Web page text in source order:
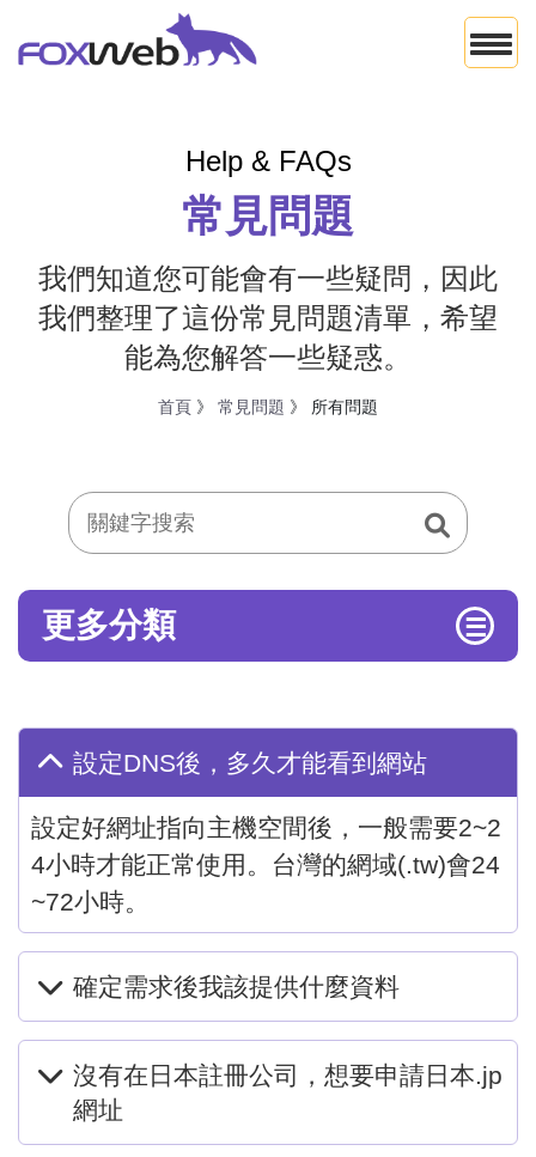
Help & FAQs
常見問題
我們知道您可能會有一些疑問，因此
我們整理了這份常見問題清單，希望
能為您解答一些疑惑。
首頁 》 常見問題 》 所有問題
更多分類 ☰
設定DNS後，多久才能看到網站
設定好網址指向主機空間後，一般需要2~2
4小時才能正常使用。台灣的網域(.tw)會24
~72小時。
確定需求後我該提供什麼資料
沒有在日本註冊公司，想要申請日本.jp
網址